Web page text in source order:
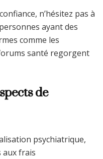
n’hésitez pas à
ayant des
comme les
santé regorgent
de
psychiatrique,
aux frais